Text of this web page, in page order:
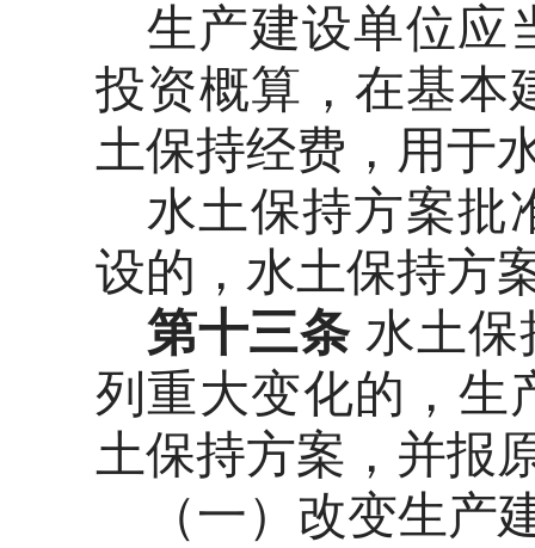
生产建设单位应
投资概算，在基本
土保持经费，用于
水土保持方案批
设的，水土保持方
第十三条 水土保
列重大变化的，生
土保持方案，并报
（一）改变生产